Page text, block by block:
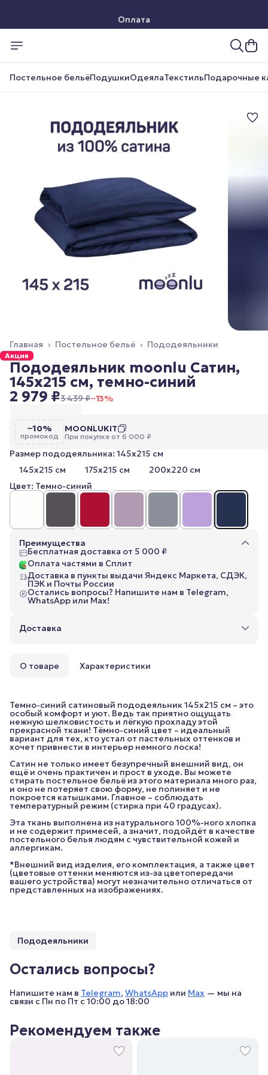
Оплата
Постельное бельёПодушкиОдеялаТекстильПодарочные
Пододеяльники
Постельное бельё ›
Главная ›
Акция
Пододеяльник moonlu Сатин,
145x215 см, темно-синий
2 979 ₽3 439 ₽−13%
−10%
промокод
MOONLUKIT
При покупке от 6 000 ₽
Размер пододеяльника: 145x215 см
145x215 см
175x215 см
200x220 см
Цвет: Темно-синий
Преимущества
Бесплатная доставка от 5 000 ₽
Оплата частями в Сплит
Доставка в пункты выдачи Яндекс Маркета, СДЭК,
ПЭК и Почты России
Остались вопросы? Напишите нам в Telegram,
WhatsApp или Max!
Доставка
О товаре Характеристики
Темно-синий сатиновый пододеяльник 145x215 см – это
особый комфорт и уют. Ведь так приятно ощущать
нежную шелковистость и лёгкую прохладу этой
прекрасной ткани! Тёмно-синий цвет – идеальный
вариант для тех, кто устал от пастельных оттенков и
хочет привнести в интерьер немного лоска!
Сатин не только имеет безупречный внешний вид, он
ещё и очень практичен и прост в уходе. Вы можете
стирать постельное бельё из этого материала много раз,
и оно не потеряет свою форму, не полиняет и не
покроется катышками. Главное – соблюдать
температурный режим (стирка при 40 градусах).
Эта ткань выполнена из натурального 100%-ного хлопка
и не содержит примесей, а значит, подойдёт в качестве
постельного белья людям с чувствительной кожей и
аллергикам.
*Внешний вид изделия, его комплектация, а также цвет
(цветовые оттенки меняются из-за цветопередачи
вашего устройства) могут незначительно отличаться от
представленных на изображениях.
Пододеяльники
Остались вопросы?
Напишите нам в Telegram, WhatsApp или Max — мы на
связи с Пн по Пт с 10:00 до 18:00
Рекомендуем также